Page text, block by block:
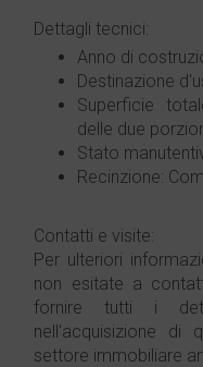
Dettagli tecnici:
Anno di
Destinazione
Superficie
delle due
Stato
Recinzione:
Contatti e visite:
Per ulteriori
non esitate a
fornire tutti i
nell'acquisizione di
settore immobiliare